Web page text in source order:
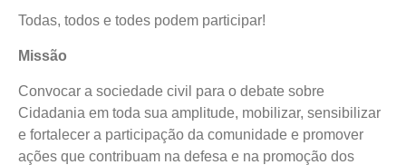
Todas, todos e todes podem participar!
Missão
Convocar a sociedade civil para o debate sobre
Cidadania em toda sua amplitude, mobilizar, sensibilizar
e fortalecer a participação da comunidade e promover
ações que contribuam na defesa e na promoção dos